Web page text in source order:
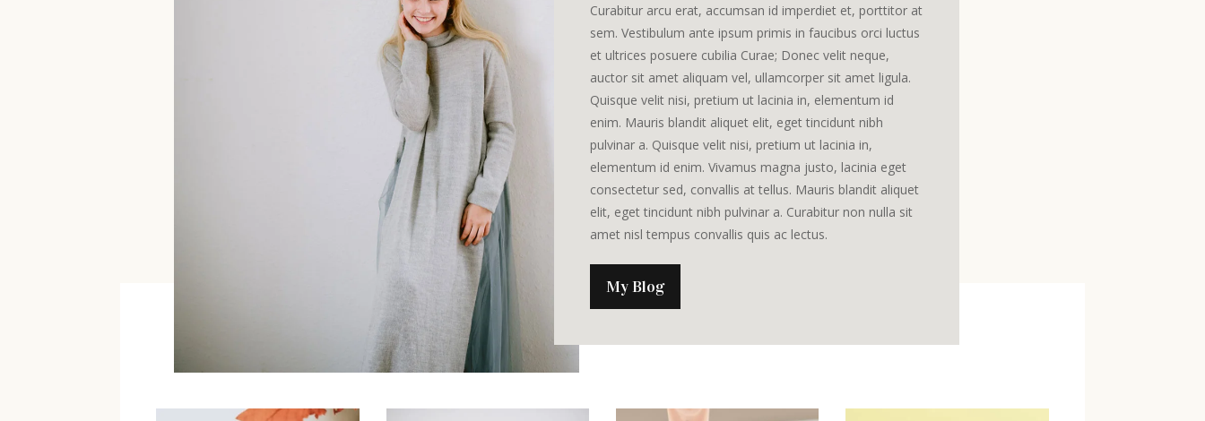
Curabitur arcu erat, accumsan id imperdiet et, porttitor at
sem. Vestibulum ante ipsum primis in faucibus orci luctus
et ultrices posuere cubilia Curae; Donec velit neque,
auctor sit amet aliquam vel, ullamcorper sit amet ligula.
Quisque velit nisi, pretium ut lacinia in, elementum id
enim. Mauris blandit aliquet elit, eget tincidunt nibh
pulvinar a. Quisque velit nisi, pretium ut lacinia in,
elementum id enim. Vivamus magna justo, lacinia eget
consectetur sed, convallis at tellus. Mauris blandit aliquet
elit, eget tincidunt nibh pulvinar a. Curabitur non nulla sit
amet nisl tempus convallis quis ac lectus.
My Blog